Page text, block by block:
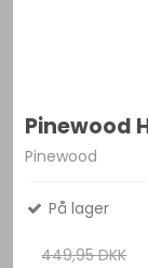
Pinewood
Pinewood
På lager
449,95 DKK